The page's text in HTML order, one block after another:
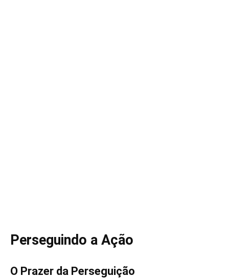
Perseguindo a Ação
O Prazer da Perseguição